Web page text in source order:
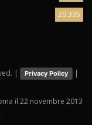
29.335
| Privacy Policy |
il 22 novembre 2013